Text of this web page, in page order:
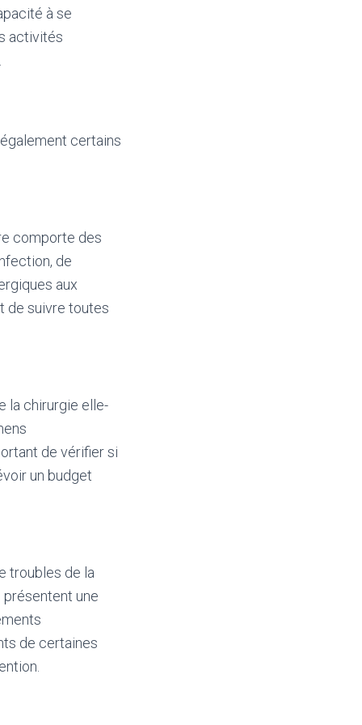
à se
activités
certains
comporte des
de
aux
de suivre toutes
la chirurgie elle-
de vérifier si
un budget
troubles de la
une
de certaines